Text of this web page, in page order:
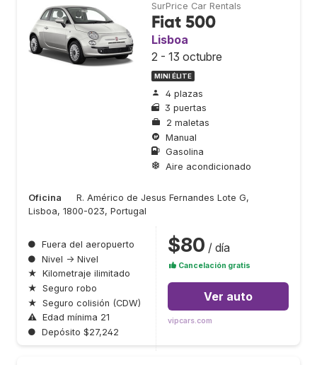
SurPrice Car Rentals
Fiat 500
Lisboa
2 - 13 octubre
MINI ÉLITE
4 plazas
3 puertas
2 maletas
Manual
Gasolina
Aire acondicionado
Oficina
R. Américo de Jesus Fernandes Lote G,
Lisboa, 1800-023, Portugal
● Fuera del aeropuerto
● Nivel → Nivel
★ Kilometraje ilimitado
★ Seguro robo
★ Seguro colisión (CDW)
⚠ Edad mínima 21
● Depósito $27,242
$80 / día
Cancelación gratis
Ver auto
vipcars.com